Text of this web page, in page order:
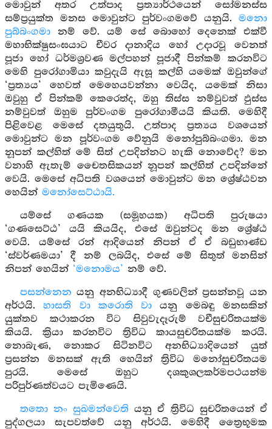
මොවුන් අතර උත්පාද ප්‍රත්‍යාර්ථයෙන් සෝමනස්ස
සම්ප්‍රයුක්ත මනස මොවුන්ට පුර්වංගමවේ යනුයි. මනො
පුබ්බංගමානම් වේ. යම් සේ බොහෝ දෙනෙක් එක්වී
මහාභික්ෂුසංඝයාට චීවර දානාදිය හෝ උදාරවූ වෙනත්
පූජා හෝ ධර්මශ්‍රවණ මල්පහන් පූජාදී පින්කම් කරනවිට
මෙහි පුරෝගාමියා කවුදැයි ඇසූ කල්හි යමෙක් ඔවුන්ගේ
‘ප්‍රත්‍යය’ හෙවත් මෙහෙයවන්නා වෙයිද, යමෙක් නිසා
ඔවුහු ඒ පින්කම් කෙරෙත්ද, ඔහු තිස්ස නම්වුවත් ඵුස්ස
නම්වුවත් ඔහුම පුර්වංගම පුරෝගාමීයයි කියති. මෙහිදී
පිළිවෙළ මෙසේ දතයුතුයි. උත්පාද ප්‍රත්‍යය වශයෙන්
මොවුන්ට මන පූර්වංගම වේනුයි මනෝපුබ්බංගමා. මන
නූපන් කල්හිත් මේ සිත් උපදින්නට හැකි නොවේද? මන
වනාහි ඇතැම් චෛතසිකයන් නූපන් කල්හිත් උපදින්නේ
වෙයි. මෙසේ අධිපති වශයෙන් මොවුන්ට මන ශ්‍රේෂ්ඨවන
හෙයින් මනෝසෙට්ඨායි.
යම්සේ ගණයක (සමූහයක) අධිපති පුරුෂයා
‘ගණසෙට්ඨ’ යයි කියයිද, එසේ ඔවුන්ටද මන ශ්‍රේෂ්ඨ
වෙයි. යම්සේ රන් ආදියෙන් නිපන් ඒ ඒ බඩුභාණ්ඩ
‘ස්වර්ණමයා’ දී නම් ලබයිද, එසේ මේ සිතුත් මනසින්
නිපන් හෙයින් ‘මනොමය’ නම් වේ.
පසන්නෙනයනු අනභිධ්‍යාදී ගුණවලින් ප්‍රසන්නවූ යන
අර්ථයි.හාසති වා කරොති වායනු මෙබඳු මනසකින්
යුක්තව කථාකරන විට සිවුවැදෑරුම් වචීසුචරිතයක්ම
කියයි. ක්‍රියා කරනවිට ත්‍රිවිධ කායසුචරිතයක්ම කරයි.
නොබැණ, නොකර සිටිනවිට අනභිධ්‍යාදියෙන් යුත්
ප්‍රසන්න මනසක් ඇති හෙයින් ත්‍රිවිධ මනෝසුචරිතයම
පුරයි. මෙසේ ඔහුට දශකුශලකර්මපථයන්ම
පරිපුර්ණත්වයට පැමිණෙයි.
තතො නං සුඛමන්වෙතියනු ඒ ත්‍රිවිධ සුචරිතයෙන් ඒ
පුද්ගලයා සැපවත්වේ යනු අර්ථයි. මෙහිදී ත්‍රෛභූමක